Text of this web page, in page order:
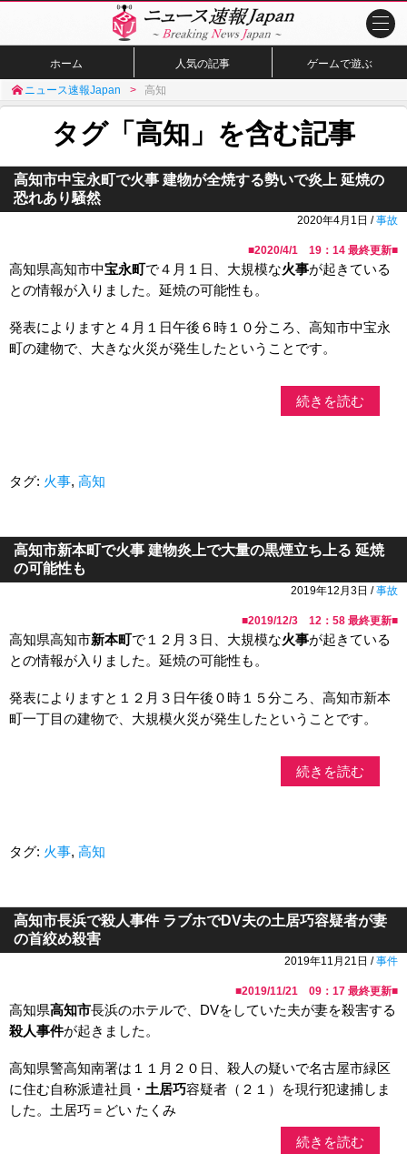
ホーム 人気の記事 ゲームで遊ぶ
ニュース速報Japan 高知
タグ「高知」を含む記事
高知市中宝永町で火事 建物が全焼する勢いで炎上 延焼の
恐れあり騒然
2020年4月1日 /事故
■2020/4/1 19：14 最終更新■
高知県高知市中宝永町で４月１日、大規模な火事が起きている
との情報が入りました。延焼の可能性も。
発表によりますと４月１日午後６時１０分ころ、高知市中宝永
町の建物で、大きな火災が発生したということです。
続きを読む
タグ: 火事, 高知
高知市新本町で火事 建物炎上で大量の黒煙立ち上る 延焼
の可能性も
2019年12月3日 /事故
■2019/12/3 12：58 最終更新■
高知県高知市新本町で１２月３日、大規模な火事が起きている
との情報が入りました。延焼の可能性も。
発表によりますと１２月３日午後０時１５分ころ、高知市新本
町一丁目の建物で、大規模火災が発生したということです。
続きを読む
タグ: 火事, 高知
高知市長浜で殺人事件 ラブホでDV夫の土居巧容疑者が妻
の首絞め殺害
2019年11月21日 /事件
■2019/11/21 09：17 最終更新■
高知県高知市長浜のホテルで、DVをしていた夫が妻を殺害する
殺人事件が起きました。
高知県警高知南署は１１月２０日、殺人の疑いで名古屋市緑区
に住む自称派遣社員・ 土居巧容疑者（２１）を現行犯逮捕しま
した。土居巧＝どい たくみ
続きを読む